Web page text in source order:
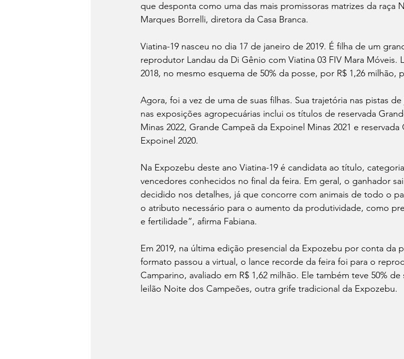
que desponta como uma das mais promissoras matrizes da raça
Marques Borrelli, diretora da Casa Branca.
Viatina-19 nasceu no dia 17 de janeiro de 2019. É filha de um
reprodutor Landau da Di Gênio com Viatina 03 FIV Mara Móveis.
2018, no mesmo esquema de 50% da posse, por R$ 1,26 milhão,
Agora, foi a vez de uma de suas filhas. Sua trajetória nas pistas
nas exposições agropecuárias inclui os títulos de reservada
Minas 2022, Grande Campeã da Expoinel Minas 2021 e
Expoinel 2020.
Na Expozebu deste ano Viatina-19 é candidata ao título,
vencedores conhecidos no final da feira. Em geral, o ganhador
decidido nos detalhes, já que concorre com animais de todo o
o atributo necessário para o aumento da produtividade, como
e fertilidade”, afirma Fabiana.
Em 2019, na última edição presencial da Expozebu por conta da
formato passou a virtual, o lance recorde da feira foi para o
Camparino, avaliado em R$ 1,62 milhão. Ele também teve 50%
leilão Noite dos Campeões, outra grife tradicional da Expozebu.